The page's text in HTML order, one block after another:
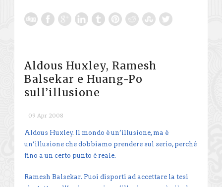
Aldous Huxley, Ramesh
Balsekar e Huang-Po
sull’illusione
09 Apr 2008
Aldous Huxley. Il mondo è un’illusione, ma è
un’illusione che dobbiamo prendere sul serio, perché
fino a un certo punto è reale.
Ramesh Balsekar. Puoi disporti ad accettare la tesi